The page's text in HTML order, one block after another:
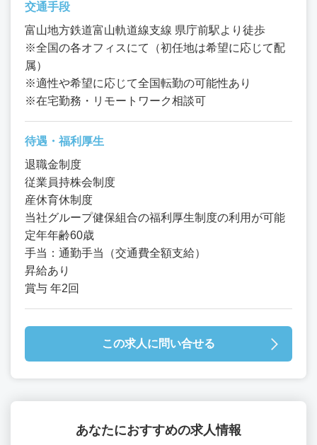
交通手段
富山地方鉄道富山軌道線支線 県庁前駅より徒歩
※全国の各オフィスにて（初任地は希望に応じて配
属）
※適性や希望に応じて全国転勤の可能性あり
※在宅勤務・リモートワーク相談可
待遇・福利厚生
退職金制度
従業員持株会制度
産休育休制度
当社グループ健保組合の福利厚生制度の利用が可能
定年年齢60歳
手当：通勤手当（交通費全額支給）
昇給あり
賞与 年2回
この求人に問い合せる
あなたにおすすめの求人情報